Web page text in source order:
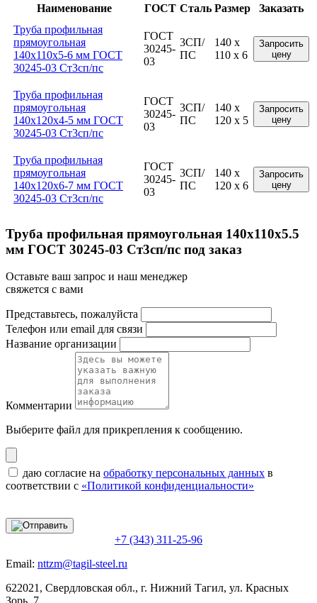
Наименование ГОСТ Сталь Размер
Заказать
Труба профильная
прямоугольная
140x110x5-6 мм ГОСТ
30245-03 Ст3сп/пс
ГОСТ
30245-
03
3СП/
ПС
140 x
110 x 6
Запросить
цену
Труба профильная
прямоугольная
140x120x4-5 мм ГОСТ
30245-03 Ст3сп/пс
ГОСТ
30245-
03
3СП/
ПС
140 x
120 x 5
Запросить
цену
Труба профильная
прямоугольная
140x120x6-7 мм ГОСТ
30245-03 Ст3сп/пс
ГОСТ
30245-
03
3СП/
ПС
140 x
120 x 6
Запросить
цену
Труба профильная прямоугольная 140x110x5.5
мм ГОСТ 30245-03 Ст3сп/пс под заказ
Оставьте ваш запрос и наш менеджер
свяжется с вами
Представьтесь, пожалуйста
Телефон или email для связи
Название организации
Комментарии
Выберите файл для прикрепления к сообщению.
даю согласие на обработку персональных данных в
соответствии с «Политикой конфиденциальности»
+7 (343) 311-25-96
Email: nttzm@tagil-steel.ru
622021, Свердловская обл., г. Нижний Тагил, ул. Красных